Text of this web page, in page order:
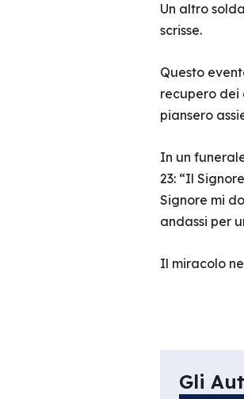
Un altro
scrisse.
Questo
recupero dei
piansero
In un
23: “Il
Signore mi
andassi per
Il miracolo
Gli